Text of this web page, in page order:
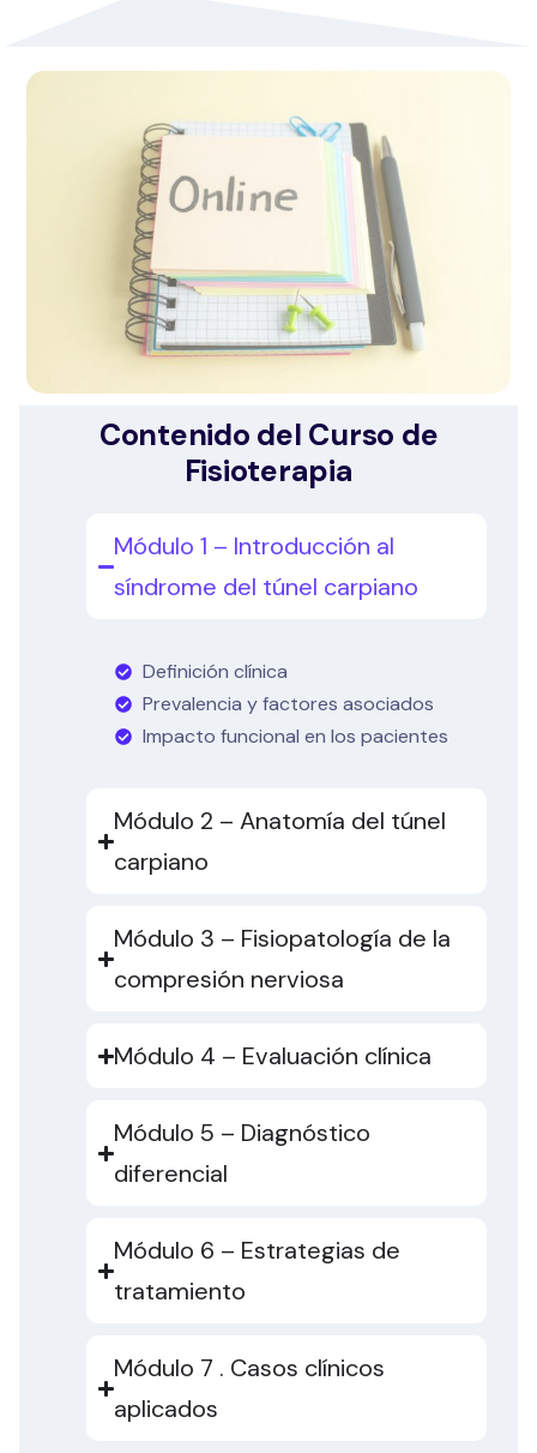
Contenido del Curso de
Fisioterapia
Módulo 1 – Introducción al
síndrome del túnel carpiano
Definición clínica
Prevalencia y factores asociados
Impacto funcional en los pacientes
Módulo 2 – Anatomía del túnel
carpiano
Módulo 3 – Fisiopatología de la
compresión nerviosa
Módulo 4 – Evaluación clínica
Módulo 5 – Diagnóstico
diferencial
Módulo 6 – Estrategias de
tratamiento
Módulo 7 . Casos clínicos
aplicados